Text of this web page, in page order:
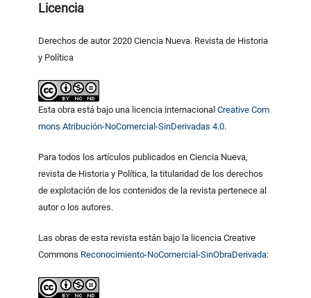
Licencia
Derechos de autor 2020 Ciencia Nueva. Revista de Historia
y Política
Esta obra está bajo una licencia internacionalCreative Com
mons Atribución-NoComercial-SinDerivadas 4.0.
Para todos los artículos publicados en Ciencia Nueva,
revista de Historia y Política, la titularidad de los derechos
de explotación de los contenidos de la revista pertenece al
autor o los autores.
Las obras de esta revista están bajo la licencia Creative
Commons Reconocimiento-NoComercial-SinObraDerivada: